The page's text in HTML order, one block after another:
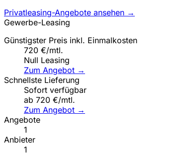
Privatleasing-Angebote ansehen →
Gewerbe-Leasing
Günstigster Preis inkl. Einmalkosten
720 €/mtl.
Null Leasing
Zum Angebot →
Schnellste Lieferung
Sofort verfügbar
ab 720 €/mtl.
Zum Angebot →
Angebote
1
Anbieter
1